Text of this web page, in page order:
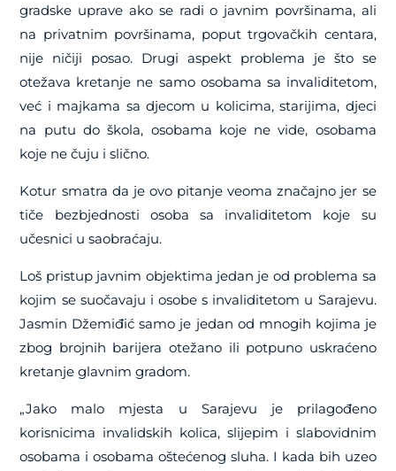
gradske uprave ako se radi o javnim površinama, ali
na privatnim površinama, poput trgovačkih centara,
nije ničiji posao. Drugi aspekt problema je što se
otežava kretanje ne samo osobama sa invaliditetom,
već i majkama sa djecom u kolicima, starijima, djeci
na putu do škola, osobama koje ne vide, osobama
koje ne čuju i slično.
Kotur smatra da je ovo pitanje veoma značajno jer se
tiče bezbjednosti osoba sa invaliditetom koje su
učesnici u saobraćaju.
Loš pristup javnim objektima jedan je od problema sa
kojim se suočavaju i osobe s invaliditetom u Sarajevu.
Jasmin Džemiđić samo je jedan od mnogih kojima je
zbog brojnih barijera otežano ili potpuno uskraćeno
kretanje glavnim gradom.
„Jako malo mjesta u Sarajevu je prilagođeno
korisnicima invalidskih kolica, slijepim i slabovidnim
osobama i osobama oštećenog sluha. I kada bih uzeo